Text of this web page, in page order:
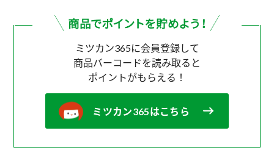
ミツカン365に会員登録して
商品バーコードを読み取ると
ポイントがもらえる！
ミツカン365はこちら